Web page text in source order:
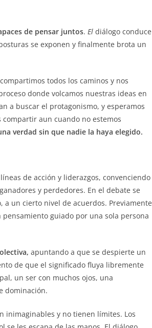
de pensar juntos. El diálogo conduce
se exponen y finalmente brota un
todos los caminos y nos
donde volcamos nuestras ideas en
a buscar el protagonismo, y esperamos
compartir aun cuando no estemos
verdad sin que nadie la haya elegido.
de acción y liderazgos, convenciendo
y perdedores. En el debate se
a un cierto nivel de acuerdos. Previamente
guiado por una sola persona
apuntando a que se despierte un
de que el significado fluya libremente
un ser con muchos ojos, una
dominación.
inimaginables y no tienen límites. Los